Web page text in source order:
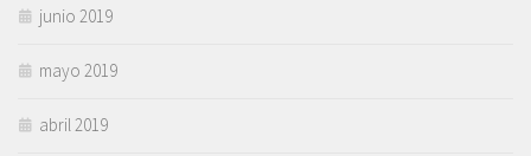
junio 2019
mayo 2019
abril 2019